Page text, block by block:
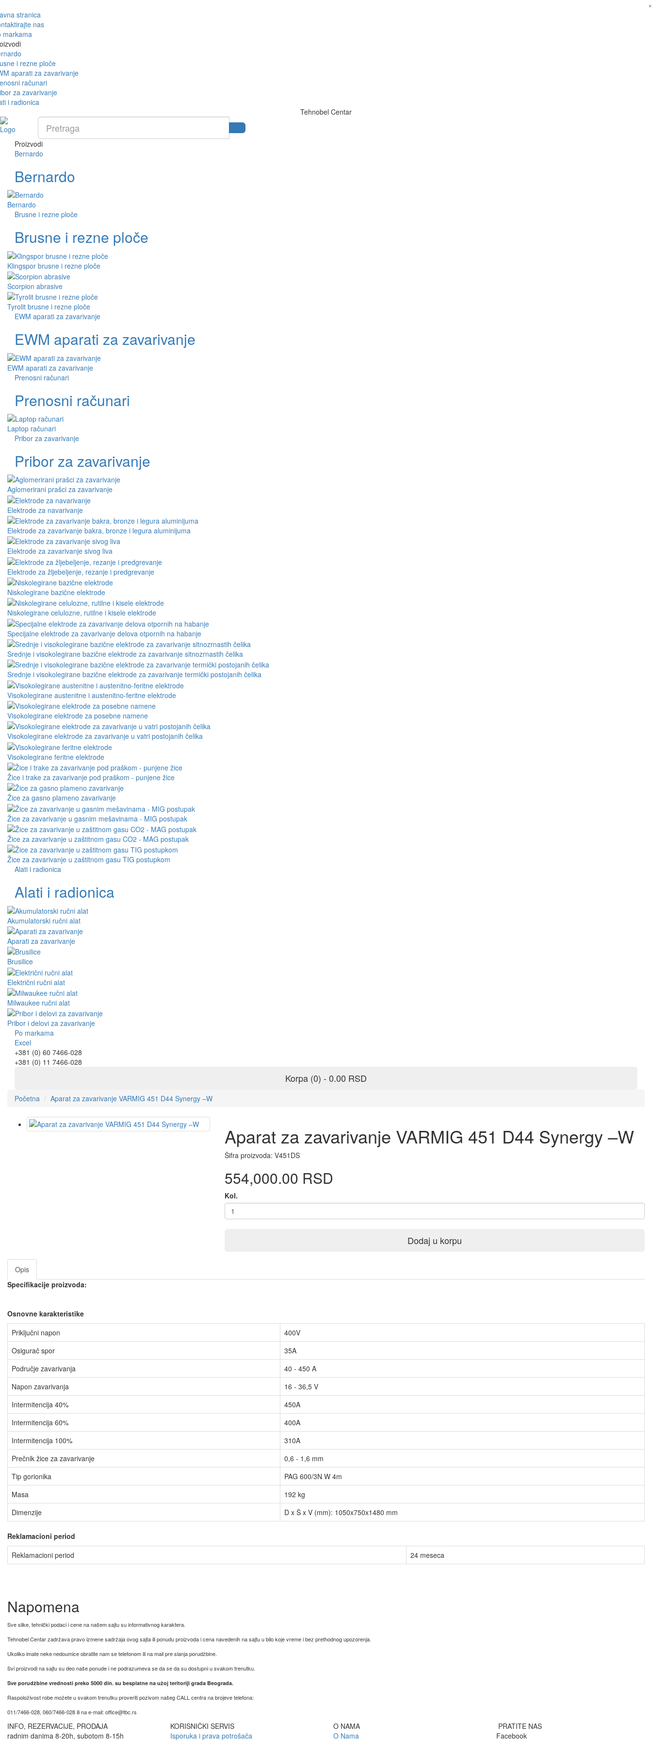
×
stranica
nas
markama
i rezne ploče
aparati za zavarivanje
računari
za zavarivanje
i radionica
Tehnobel Centar
Proizvodi
Bernardo
Bernardo
Bernardo
Brusne i rezne ploče
Brusne i rezne ploče
Klingspor brusne i rezne ploče
Scorpion abrasive
Tyrolit brusne i rezne ploče
EWM aparati za zavarivanje
EWM aparati za zavarivanje
EWM aparati za zavarivanje
Prenosni računari
Prenosni računari
Laptop računari
Pribor za zavarivanje
Pribor za zavarivanje
Aglomerirani prašci za zavarivanje
Elektrode za navarivanje
Elektrode za zavarivanje bakra, bronze i legura aluminijuma
Elektrode za zavarivanje sivog liva
Elektrode za žljebeljenje, rezanje i predgrevanje
Niskolegirane bazične elektrode
Niskolegirane celulozne, rutilne i kisele elektrode
Specijalne elektrode za zavarivanje delova otpornih na habanje
Srednje i visokolegirane bazične elektrode za zavarivanje sitnozrnastih čelika
Srednje i visokolegirane bazične elektrode za zavarivanje termički postojanih čelika
Visokolegirane austenitne i austenitno-feritne elektrode
Visokolegirane elektrode za posebne namene
Visokolegirane elektrode za zavarivanje u vatri postojanih čelika
Visokolegirane feritne elektrode
Žice i trake za zavarivanje pod praškom - punjene žice
Žice za gasno plameno zavarivanje
Žice za zavarivanje u gasnim mešavinama - MIG postupak
Žice za zavarivanje u zaštitnom gasu CO2 - MAG postupak
Žice za zavarivanje u zaštitnom gasu TIG postupkom
Alati i radionica
Alati i radionica
Akumulatorski ručni alat
Aparati za zavarivanje
Brusilice
Električni ručni alat
Milwaukee ručni alat
Pribor i delovi za zavarivanje
Po markama
Excel
+381 (0) 60 7466-028
+381 (0) 11 7466-028
Korpa (0) - 0.00 RSD
Početna Aparat za zavarivanje VARMIG 451 D44 Synergy –W
Aparat za zavarivanje VARMIG 451 D44 Synergy –W
Šifra proizvoda: V451DS
554,000.00 RSD
Kol.
Dodaj u korpu
Opis
Specifikacije proizvoda:
Osnovne karakteristike
Priključni napon
400V
Osigurač spor
35A
Područje zavarivanja
40 - 450 A
Napon zavarivanja
16 - 36,5 V
Intermitencija 40%
450A
Intermitencija 60%
400A
Intermitencija 100%
310A
Prečnik žice za zavarivanje
0,6 - 1,6 mm
Tip gorionika
PAG 600/3N W 4m
Masa
192 kg
Dimenzije
D x Š x V (mm): 1050x750x1480 mm
Reklamacioni period
Reklamacioni period
24 meseca
Napomena
Sve slike, tehnički podaci i cene na našem sajtu su informativnog karaktera.
Tehnobel Centar zadržava pravo izmene sadržaja ovog sajta ili ponudu proizvoda i cena navedenih na sajtu u bilo koje vreme i bez prethodnog upozorenja.
Ukoliko imate neke nedoumice obratite nam se telefonom ili na mail pre slanja porudžbine.
Svi proizvodi na sajtu su deo naše ponude i ne podrazumeva se da se da su dostupni u svakom trenutku.
Sve porudžbine vrednosti preko 5000 din. su besplatne na užoj teritoriji grada Beograda.
Raspoloživost robe možete u svakom trenutku proveriti pozivom našeg CALL centra na brojeve telefona:
011/7466-028, 060/7466-028 ili na e-mail: office@tbc.rs
INFO, REZERVACIJE, PRODAJA
radnim danima 8-20h, subotom 8-15h
KORISNIČKI SERVIS
Isporuka i prava potrošača
O NAMA
O Nama
PRATITE NAS
Facebook